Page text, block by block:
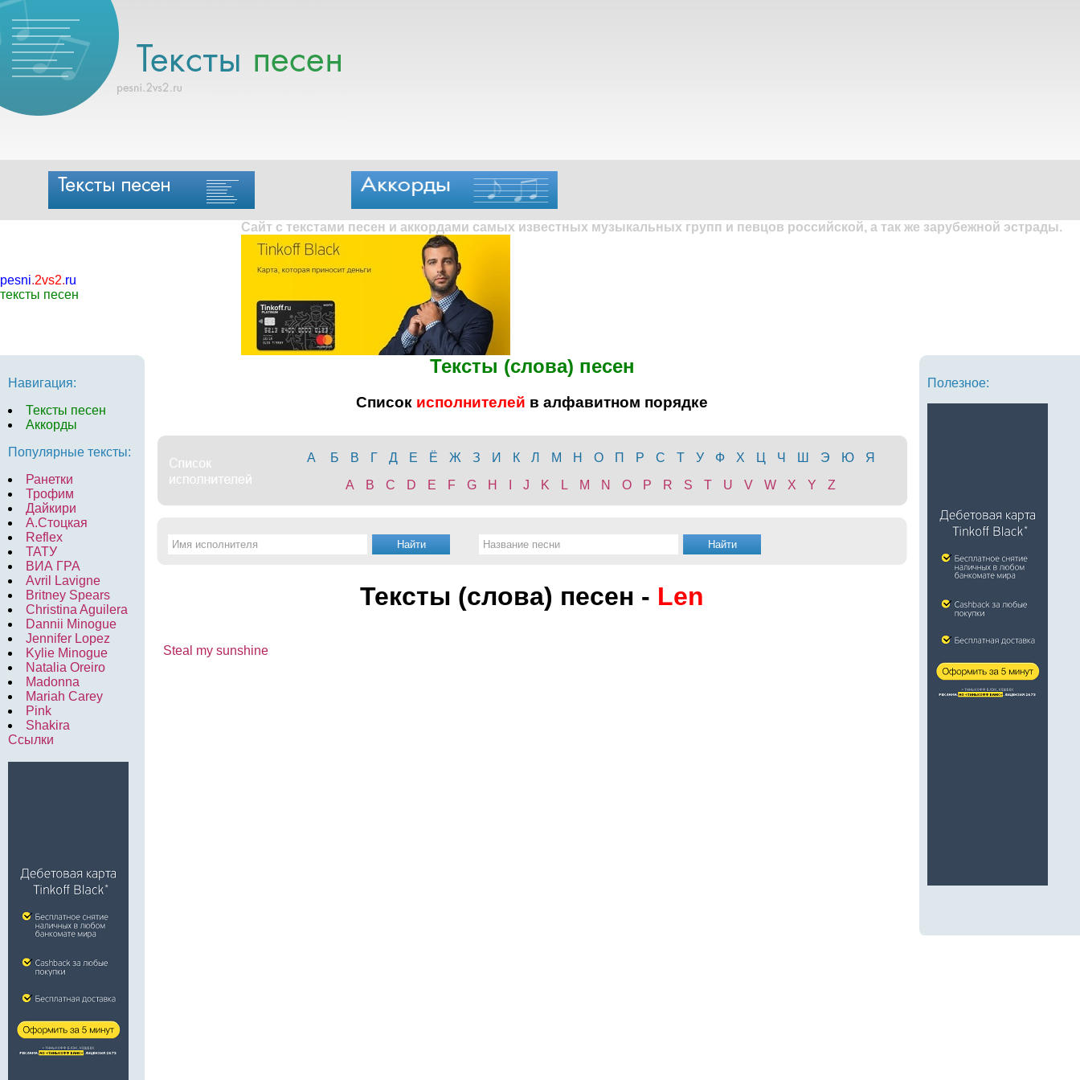
pesni.2vs2.ru
тексты песен
Сайт с текстами песен и аккордами самых известных музыкальных групп и певцов российской, а так же зарубежной эстрады.
Навигация:
Тексты песен
Аккорды
Популярные тексты:
Ранетки
Трофим
Дайкири
А.Стоцкая
Reflex
ТАТУ
ВИА ГРА
Avril Lavigne
Britney Spears
Christina Aguilera
Dannii Minogue
Jennifer Lopez
Kylie Minogue
Natalia Oreiro
Madonna
Mariah Carey
Pink
Shakira
Ссылки
Тексты (слова) песен
Список исполнителей в алфавитном порядке
А Б В Г Д Е Ё Ж З И К Л М Н О П Р С Т У Ф Х Ц Ч Ш Э Ю
Я
A
B C D E F G H J K L M N O P R S T U V W X Y Z
Тексты (слова) песен - Len
Steal my sunshine
Полезное: